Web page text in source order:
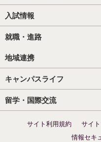
入試情報
就職・進路
地域連携
キャンパスライフ
留学・国際交流
サイト利用規約 サイ
情報セキ